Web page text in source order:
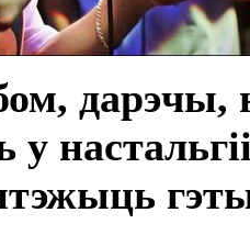
дарэчы,
у